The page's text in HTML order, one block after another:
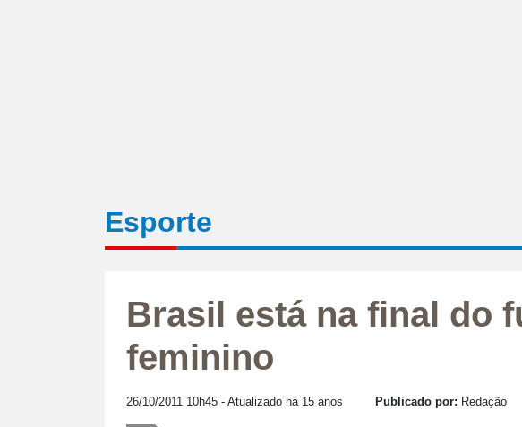
Esporte
Brasil está na final do
feminino
26/10/2011 10h45 - Atualizado há 15 anos Publicado por: Redação